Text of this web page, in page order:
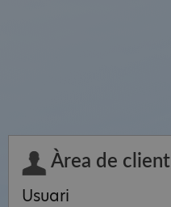
Àrea de client
Usuari